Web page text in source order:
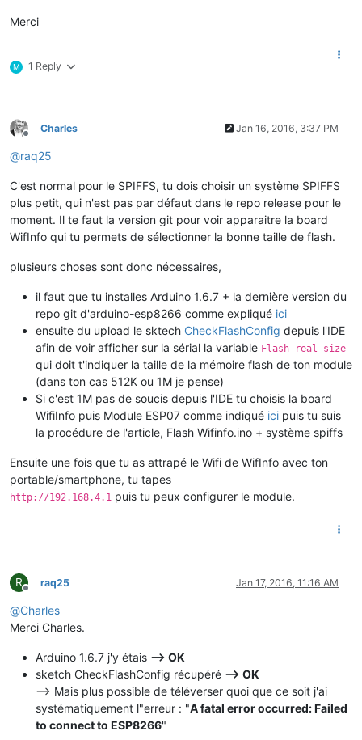
Merci
M 1 Reply
Offline
Charles Jan 16, 2016, 3:37 PM
@raq25
C'est normal pour le SPIFFS, tu dois choisir un système SPIFFS
plus petit, qui n'est pas par défaut dans le repo release pour le
moment. Il te faut la version git pour voir apparaitre la board
WifInfo qui tu permets de sélectionner la bonne taille de flash.
plusieurs choses sont donc nécessaires,
il faut que tu installes Arduino 1.6.7 + la dernière version du
repo git d'arduino-esp8266 comme expliqué ici
ensuite du upload le sktech CheckFlashConfig depuis l'IDE
afin de voir afficher sur la sérial la variable Flash real size
qui doit t'indiquer la taille de la mémoire flash de ton module
(dans ton cas 512K ou 1M je pense)
Si c'est 1M pas de soucis depuis l'IDE tu choisis la board
WifiInfo puis Module ESP07 comme indiqué ici puis tu suis
la procédure de l'article, Flash Wifinfo.ino + système spiffs
Ensuite une fois que tu as attrapé le Wifi de WifInfo avec ton
portable/smartphone, tu tapes
http://192.168.4.1 puis tu peux configurer le module.
R
Offline
raq25 Jan 17, 2016, 11:16 AM
@Charles
Merci Charles.
Arduino 1.6.7 j'y étais --> OK
sketch CheckFlashConfig récupéré --> OK
--> Mais plus possible de téléverser quoi que ce soit j'ai
systématiquement l"erreur : "A fatal error occurred: Failed
to connect to ESP8266"